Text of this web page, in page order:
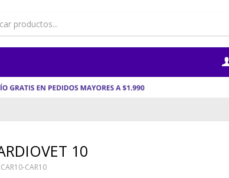
10
CAR10-CAR10